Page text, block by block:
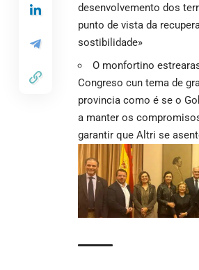
desenvolvemento dos
punto de vista da
sostibilidade»
O monfortino
Congreso cun tema de
provincia como é se o
a manter os
garantir que Altri se